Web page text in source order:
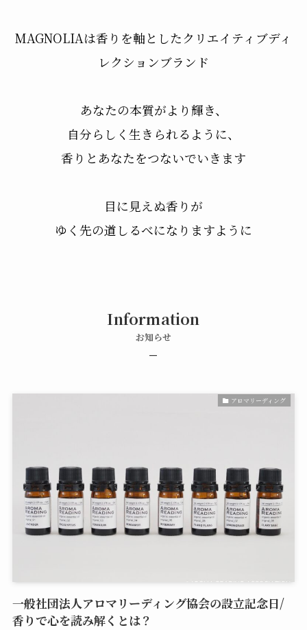
MAGNOLIAは香りを軸としたクリエイティブディ
レクションブランド
あなたの本質がより輝き、
自分らしく生きられるように、
香りとあなたをつないでいきます
目に見えぬ香りが
ゆく先の道しるべになりますように
Information
お知らせ
–
アロマリーディング
一般社団法人アロマリーディング協会の設立記念日/
香りで心を読み解くとは？